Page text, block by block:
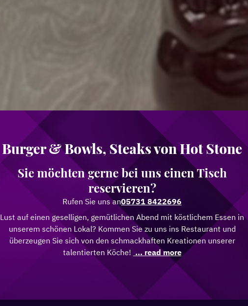
Burger & Bowls, Steaks von Hot Stone
Sie möchten gerne bei uns einen Tisch
reservieren?
Rufen Sie uns an05731 8422696
Lust auf einen geselligen, gemütlichen Abend mit köstlichem Essen in
unserem schönen Lokal? Kommen Sie zu uns ins Restaurant und
überzeugen Sie sich von den schmackhaften Kreationen unserer
talentierten Köche! ... read more